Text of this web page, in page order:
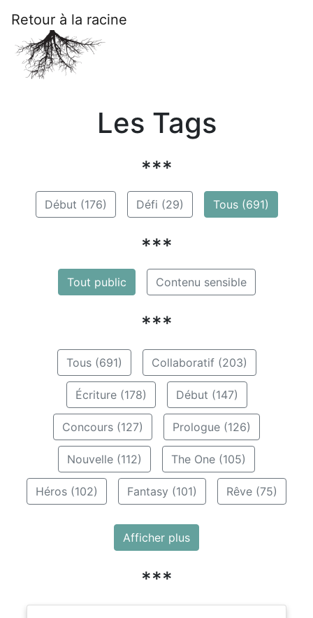
Retour à la racine
Les Tags
***
Début (176) Défi (29) Tous (691)
***
Tout public Contenu sensible
***
Tous (691) Collaboratif (203)
Écriture (178) Début (147)
Concours (127) Prologue (126)
Nouvelle (112) The One (105)
Héros (102) Fantasy (101) Rêve (75)
Afficher plus
***